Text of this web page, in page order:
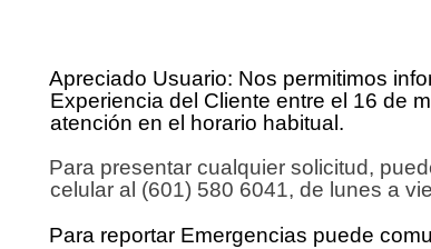
Apreciado Usuario: Nos permitimos
Experiencia del Cliente entre el 16 de
atención en el horario habitual.
Para presentar cualquier solicitud,
celular al (601) 580 6041, de lunes a
Para reportar Emergencias puede